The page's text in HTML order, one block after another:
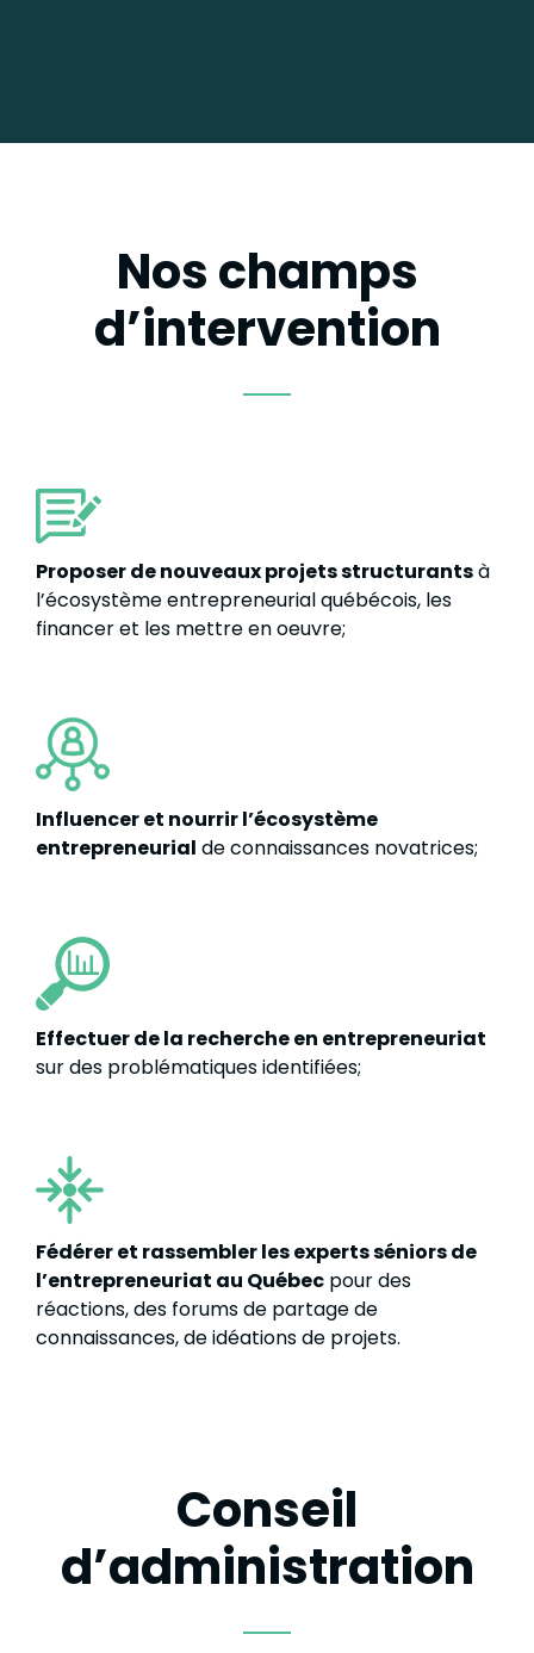
Nos champs
d’intervention
Proposer de nouveaux projets structurantsà
l’écosystème entrepreneurial québécois, les
financer et les mettre en oeuvre;
Influencer et nourrir l’écosystème
entrepreneurial de connaissances novatrices;
Effectuer de la recherche en entrepreneuriat
sur des problématiques identifiées;
Fédérer et rassembler les experts séniors de
l’entrepreneuriat au Québec pour des
réactions, des forums de partage de
connaissances, de idéations de projets.
Conseil
d’administration